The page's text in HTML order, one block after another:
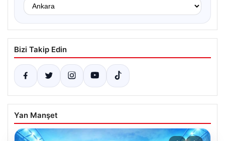
Bizi Takip Edin
Yan Manşet